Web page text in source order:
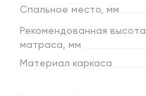
Спальное место, мм
Рекомендованная высота
матраса, мм
Материал каркаса